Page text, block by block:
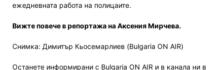
ежедневната работа на полицаите.
Вижте повече в репортажа на Аксения Мирчева.
Снимка: Димитър Кьосемарлиев (Bulgaria ON AIR)
Останете информирани с Bulgaria ON AIR и в канала ни в